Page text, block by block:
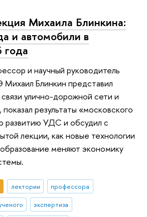
Михаила Блинкина:
и автомобили в
года
и научный руководитель
Блинкин представил
улично-дорожной сети и
результаты «московского
развитию УДС и обсудил с
лекции, как новые технологии
меняют экономику
лектории
профессора
экспертиза